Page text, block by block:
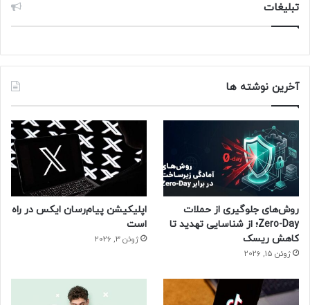
تبلیغات
آخرین نوشته ها
روش‌های جلوگیری از حملات
Zero-Day؛ از شناسایی تهدید تا
کاهش ریسک
ژوئن 15, 2026
اپلیکیشن پیام‌رسان ایکس در راه
است
ژوئن 3, 2026